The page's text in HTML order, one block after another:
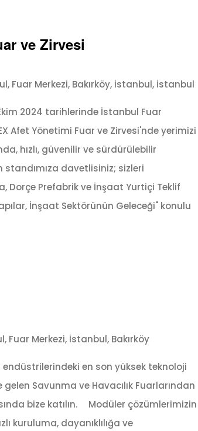
ve Zirvesi
Fuar Merkezi, Bakırköy, İstanbul, İstanbul
2024 tarihlerinde İstanbul Fuar
Afet Yönetimi Fuar ve Zirvesi'nde yerimizi
hızlı, güvenilir ve sürdürülebilir
davetlisiniz; sizleri
Dorçe Prefabrik ve İnşaat Yurtiçi Teklif
İnşaat Sektörünün Geleceği" konulu
Fuar Merkezi, İstanbul, Bakırköy
endüstrilerindeki en son yüksek teknoloji
Savunma ve Havacılık Fuarlarından
bize katılın. ⠀ Modüler çözümlerimizin
kuruluma, dayanıklılığa ve